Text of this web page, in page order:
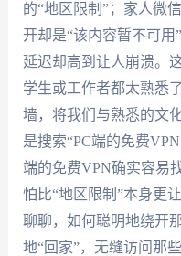
的“地区限制”；家人微
开却是“该内容暂不可用
延迟却高到让人崩溃。
学生或工作者都太熟悉
墙，将我们与熟悉的文
是搜索“PC端的免费
端的免费VPN确实容易
怕比“地区限制”本身更
聊聊，如何聪明地绕开
地“回家”，无缝访问那